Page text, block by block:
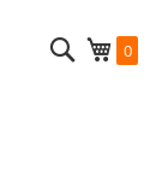
0
Cerca